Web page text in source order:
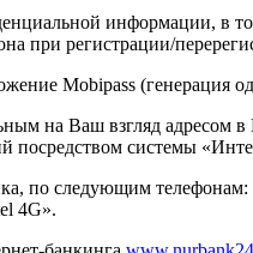
информации,
при регистрации/
Mobipass (генерация
на Ваш взгляд
посредством системы
по следующим
4G».